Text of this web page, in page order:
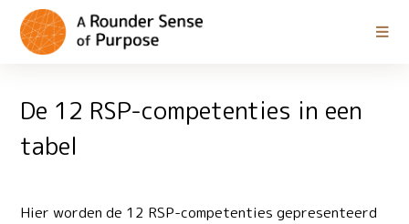
De 12 RSP-competenties in een
tabel
Hier worden de 12 RSP-competenties gepresenteerd